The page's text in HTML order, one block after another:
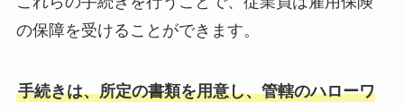
の保障を受けることができます。
手続きは、所定の書類を用意し、管轄のハローワ